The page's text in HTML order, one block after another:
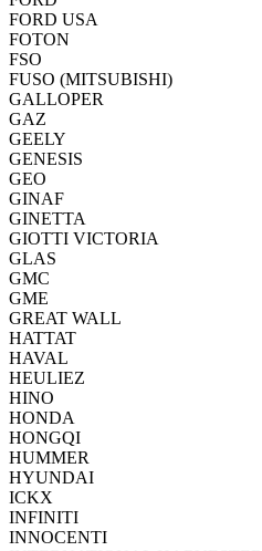
FORD USA
FOTON
FSO
FUSO (MITSUBISHI)
GALLOPER
GAZ
GEELY
GENESIS
GEO
GINAF
GINETTA
GIOTTI VICTORIA
GLAS
GMC
GME
GREAT WALL
HATTAT
HAVAL
HEULIEZ
HINO
HONDA
HONGQI
HUMMER
HYUNDAI
ICKX
INFINITI
INNOCENTI